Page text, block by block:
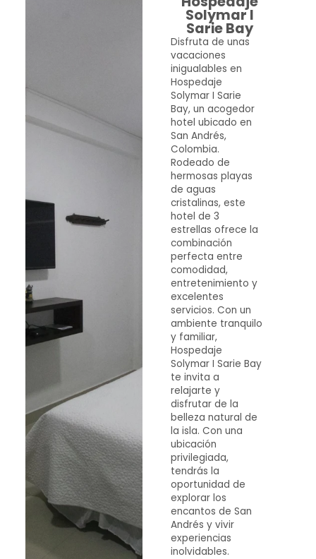
Solymar I
Sarie Bay
Disfruta de unas
vacaciones
inigualables en
Hospedaje
Solymar I Sarie
Bay, un acogedor
hotel ubicado en
San Andrés,
Colombia.
Rodeado de
hermosas playas
de aguas
cristalinas, este
hotel de 3
estrellas ofrece la
combinación
perfecta entre
comodidad,
entretenimiento y
excelentes
servicios. Con un
ambiente tranquilo
y familiar,
Hospedaje
Solymar I Sarie Bay
te invita a
relajarte y
disfrutar de la
belleza natural de
la isla. Con una
ubicación
privilegiada,
tendrás la
oportunidad de
explorar los
encantos de San
Andrés y vivir
experiencias
inolvidables.